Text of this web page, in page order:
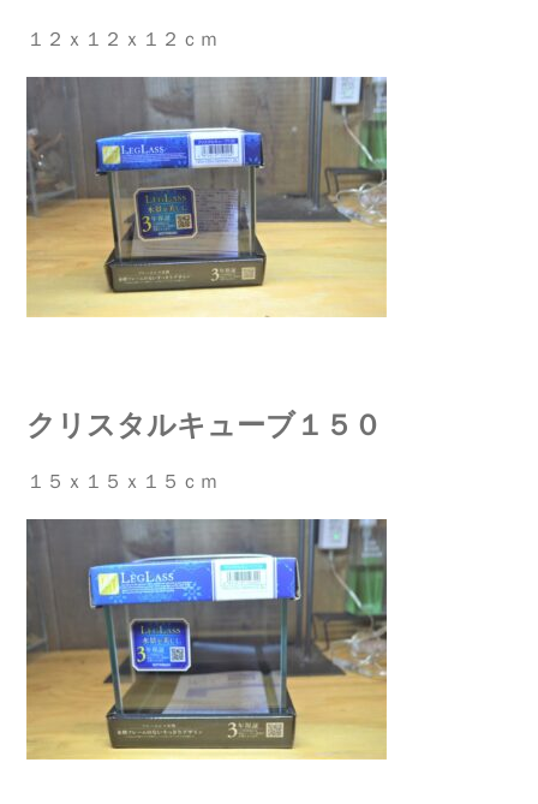
１２ｘ１２ｘ１２ｃｍ
クリスタルキューブ１５０
１５ｘ１５ｘ１５ｃｍ